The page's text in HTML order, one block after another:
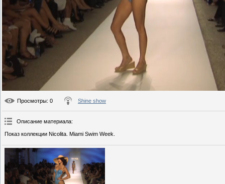
Просмотры: 0 Shine show
Описание материала:
Показ коллекции Nicolita. Miami Swim Week.